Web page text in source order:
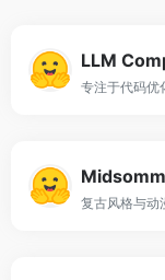
LLM
专注于代码优
复古风格与动